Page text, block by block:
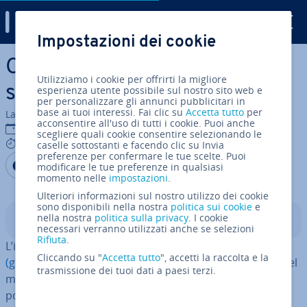
Vai al contenuto prin­ci­pa­le
Consigli per le nuove esten­
sio­ni di dominio
La redazione di IONOS
18 ott 2024
9 mins
Condividi via Facebook
Condividi via Twitter
Condividi via LinkedIN
Aggiungi come fonte
preferita su Google
Indice
L’in­tro­du­zio­ne dei nuovi
(gTLD)avrebbe dovuto con­tri­bui­re a una di­sten­sio­ne del
mercato dei domini. Teo­ri­ca­men­te sarebbe stato
possibile uti­liz­za­re qualsiasi termine che ri­spet­tas­se le
Impostazioni dei cookie
Utilizziamo i cookie per offrirti la migliore
esperienza utente possibile sul nostro sito web e
per personalizzare gli annunci pubblicitari in
base ai tuoi interessi. Fai clic suAccetta tutto per
acconsentire all'uso di tutti i cookie. Puoi anche
scegliere quali cookie consentire selezionando le
caselle sottostanti e facendo clic su Invia
preferenze per confermare le tue scelte. Puoi
modificare le tue preferenze in qualsiasi
momento nelle impostazioni.
Ulteriori informazioni sul nostro utilizzo dei cookie
sono disponibili nella nostra politica sui cookie e
nella nostra politica sulla privacy. I cookie
necessari verranno utilizzati anche se selezioni
Rifiuta.
Cliccando su "Accetta tutto", accetti la raccolta e la
trasmissione dei tuoi dati a paesi terzi.